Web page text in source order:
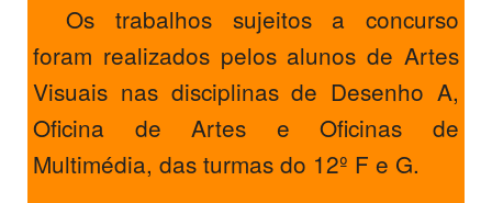
Os trabalhos sujeitos a concurso
foram realizados pelos alunos de Artes
Visuais nas disciplinas de Desenho A,
Oficina de Artes e Oficinas de
Multimédia, das turmas do 12º F e G.